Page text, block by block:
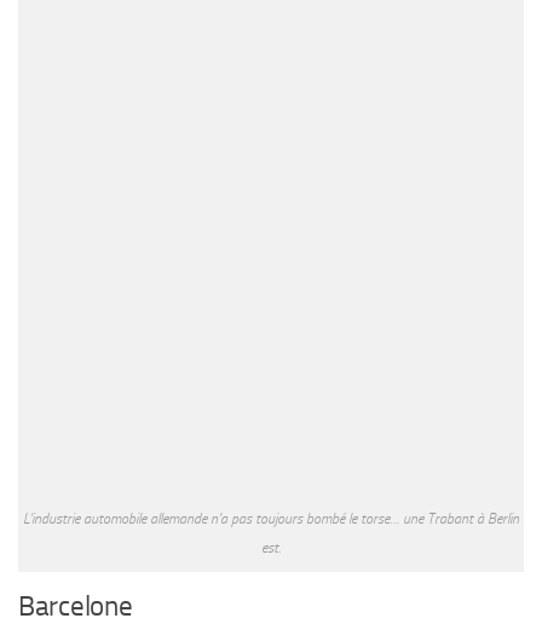
L’industrie automobile allemande n’a pas toujours bombé le torse… une Trabant à Berlin
est.
Barcelone